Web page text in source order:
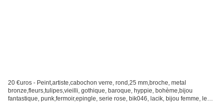
20 €uros - Peint,artiste,cabochon verre, rond,25 mm,broche, metal
bronze,fleurs,tulipes,vieilli, gothique, baroque, hyppie, bohème,bijou
fantastique, punk,fermoir,epingle, serie rose, bik046, lacik, bijou femme, le